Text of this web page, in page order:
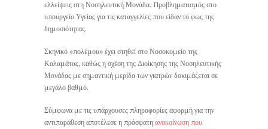
ελλείψεις στη Νοσηλευτική Μονάδα. Προβληματισμός στο
υπουργείο Υγείας για τις καταγγελίες που είδαν το φως της
δημοσιότητας.
Σκηνικό «πολέμου» έχει στηθεί στο Νοσοκομείο της
Καλαμάτας, καθώς η σχέση της Διοίκησης της Νοσηλευτικής
Μονάδας με σημαντική μερίδα των γιατρών δοκιμάζεται σε
μεγάλο βαθμό.
Σύμφωνα με τις υπάρχουσες πληροφορίες αφορμή για την
αντιπαράθεση αποτέλεσε η πρόσφατη ανακοίνωση που